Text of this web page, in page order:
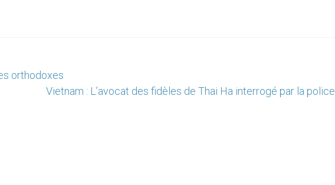
orthodoxes
Vietnam : L’avocat des fidèles de Thai Ha interrogé par la police